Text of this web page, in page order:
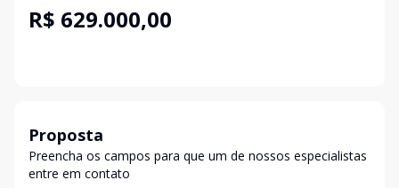
R$ 629.000,00
Proposta
Preencha os campos para que um de nossos especialistas
entre em contato